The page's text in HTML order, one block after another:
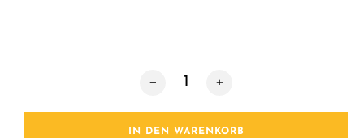
Holzspielzeug / Mensch ärgere dich
IN DEN WARENKORB